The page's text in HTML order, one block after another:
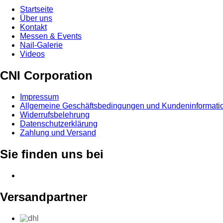
Startseite
Über uns
Kontakt
Messen & Events
Nail-Galerie
Videos
CNI Corporation
Impressum
Allgemeine Geschäftsbedingungen und
Widerrufsbelehrung
Datenschutzerklärung
Zahlung und Versand
Sie finden uns bei
Versandpartner